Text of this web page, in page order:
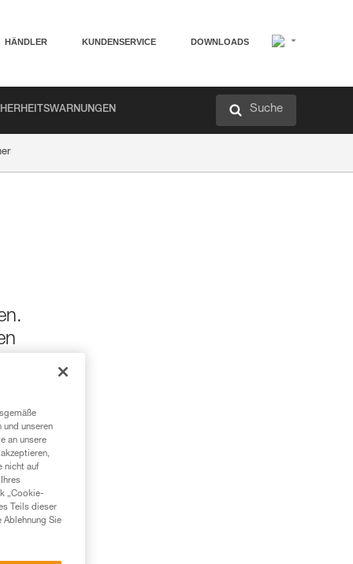
HÄNDLER KUNDENSERVICE DOWNLOADS
Suche
und unseren
an unsere
nicht auf
„Cookie-
Teils dieser
Ablehnung Sie